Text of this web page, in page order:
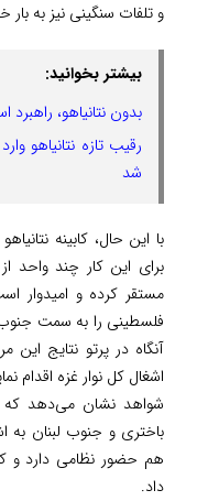
و تلفات سنگینی نیز به بار
بیشتر بخوانید:
بدون نتانیاهو،
رقیب تازه نتانیاهو
شد
با این حال، کابینه
برای این کار چند واحد
مستقر کرده و امیدوار
فلسطینی را به سمت
آنگاه در پرتو نتایج
اشغال کل نوار غزه اقدام
شواهد نشان می‌دهد که
باختری و جنوب لبنان به
هم حضور نظامی دارد و
داد.